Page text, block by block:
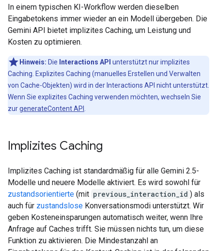
In einem typischen KI-Workflow werden dieselben
Eingabetokens immer wieder an ein Modell übergeben. Die
Gemini API bietet implizites Caching, um Leistung und
Kosten zu optimieren.
Hinweis: Die Interactions API unterstützt nur implizites
Caching. Explizites Caching (manuelles Erstellen und Verwalten
von Cache-Objekten) wird in der Interactions API nicht unterstützt.
Wenn Sie explizites Caching verwenden möchten, wechseln Sie
zurgenerateContent API
Implizites Caching
Implizites Caching ist standardmäßig für alle Gemini 2.5-
Modelle und neuere Modelle aktiviert. Es wird sowohl für
zustandsorientierte (mit previous_interaction_id ) als
auch für zustandslose Konversationsmodi unterstützt. Wir
geben Kosteneinsparungen automatisch weiter, wenn Ihre
Anfrage auf Caches trifft. Sie müssen nichts tun, um diese
Funktion zu aktivieren. Die Mindestanzahl an